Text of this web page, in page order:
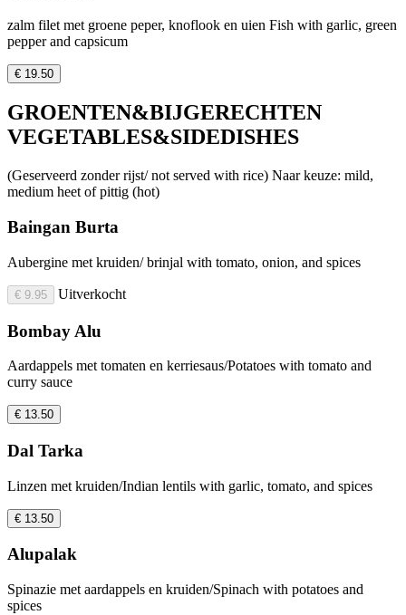
zalm filet met groene peper, knoflook en uien Fish with garlic, green
pepper and capsicum
€ 19.50
GROENTEN&BIJGERECHTEN
VEGETABLES&SIDEDISHES
(Geserveerd zonder rijst/ not served with rice) Naar keuze: mild,
medium heet of pittig (hot)
Baingan Burta
Aubergine met kruiden/ brinjal with tomato, onion, and spices
€ 9.95 Uitverkocht
Bombay Alu
Aardappels met tomaten en kerriesaus/Potatoes with tomato and
curry sauce
€ 13.50
Dal Tarka
Linzen met kruiden/Indian lentils with garlic, tomato, and spices
€ 13.50
Alupalak
Spinazie met aardappels en kruiden/Spinach with potatoes and
spices